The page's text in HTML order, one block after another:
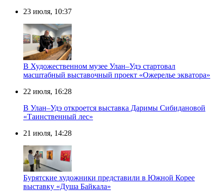
23 июля, 10:37
В Художественном музее Улан–Удэ стартовал
масштабный выставочный проект «Ожерелье экватора»
22 июля, 16:28
В Улан–Удэ откроется выставка Даримы Сибидановой
«Таинственный лес»
21 июля, 14:28
Бурятские художники представили в Южной Корее
выставку «Душа Байкала»